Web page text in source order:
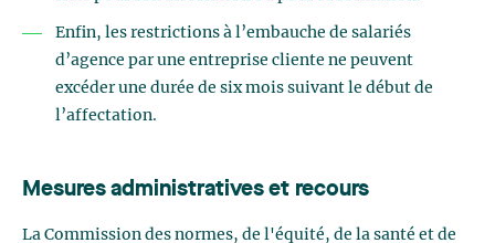
Enfin, les restrictions à l’embauche de salariés
d’agence par une entreprise cliente ne peuvent
excéder une durée de six mois suivant le début de
l’affectation.
Mesures administratives et recours
La Commission des normes, de l'équité, de la santé et de